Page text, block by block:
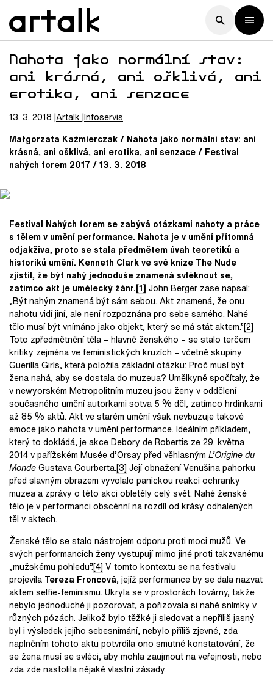
Nahota jako normální stav:
ani krásná, ani ošklivá, ani
erotika, ani senzace
13. 3. 2018 Artalk Infoservis
Małgorzata Kaźmierczak / Nahota jako normální stav: ani
krásná, ani ošklivá, ani erotika, ani senzace / Festival
nahých forem 2017 / 13. 3. 2018
Festival Nahých forem se zabývá otázkami nahoty a práce
s tělem v umění performance. Nahota je v umění přítomná
odjakživa, proto se stala předmětem úvah teoretiků a
historiků umění. Kenneth Clark ve své knize The Nude
zjistil, že být nahý jednoduše znamená svléknout se,
zatímco akt je umělecký žánr.[1] John Berger zase napsal:
„Být nahým znamená být sám sebou. Akt znamená, že onu
nahotu vidí jiní, ale není rozpoznána pro sebe samého. Nahé
tělo musí být vnímáno jako objekt, který se má stát aktem.”[2]
Toto zpředmětnění těla – hlavně ženského – se stalo terčem
kritiky zejména ve feministických kruzích – včetně skupiny
Guerilla Girls, která položila základní otázku: Proč musí být
žena nahá, aby se dostala do muzeua? Umělkyně spočítaly, že
v newyorském Metropolitním muzeu jsou ženy v oddělení
současného umění autorkami sotva 5 % děl, zatímco hrdinkami
až 85 % aktů. Akt ve starém umění však nevbuzuje takové
emoce jako nahota v umění performance. Ideálním příkladem,
který to dokládá, je akce Debory de Robertis ze 29. května
2014 v pařížském Musée d’Orsay před věhlasným L’Origine du
MondeGustava Courberta.[3] Její obnažení Venušina pahorku
před slavným obrazem vyvolalo panickou reakci ochranky
muzea a zprávy o této akci obletěly celý svět. Nahé ženské
tělo je v performanci obscénní na rozdíl od krásy odhalených
těl v aktech.
Ženské tělo se stalo nástrojem odporu proti moci mužů. Ve
svých performancích ženy vystupují mimo jiné proti takzvanému
„mužskému pohledu”.[4] V tomto kontextu se na festivalu
projevila Tereza Froncová, jejíž performance by se dala nazvat
aktem selfie-feminismu. Ukryla se v prostorách továrny, takže
nebylo jednoduché ji pozorovat, a pořizovala si nahé snímky v
různých pózách. Jelikož bylo těžké ji sledovat a nepříliš jasný
byl i výsledek jejího sebesnímání, nebylo příliš zjevné, zda
naplněním tohoto aktu potvrdila ono smutné konstatování, že
se žena musí se svléci, aby mohla zaujmout na veřejnosti, nebo
zda zde nastolila nějaké vlastní zásady.